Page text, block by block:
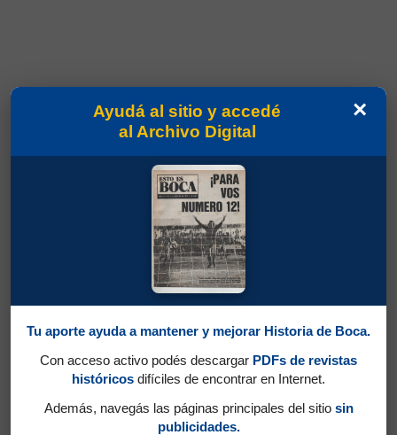
×
Ayudá al sitio y accedé
al Archivo Digital
Tu aporte ayuda a mantener y mejorar Historia de Boca.
Con acceso activo podés descargar PDFs de revistas
históricos difíciles de encontrar en Internet.
Además, navegás las páginas principales del sitio sin
publicidades.